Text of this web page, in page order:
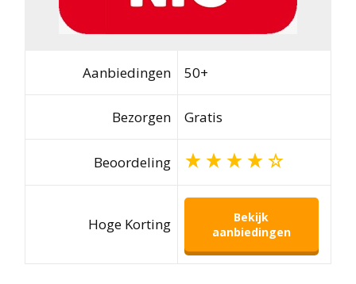
Aanbiedingen 50+
Bezorgen Gratis
Beoordeling
Hoge Korting
Bekijk
aanbiedingen